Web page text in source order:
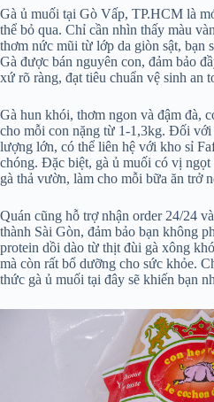
Gà ủ muối tại Gò Vấp, TP.HCM là
thể bỏ qua. Chỉ cần nhìn thấy màu
thơm nức mũi từ lớp da giòn sật, bạn
Gà được bán nguyên con, đảm bảo
xứ rõ ràng, đạt tiêu chuẩn vệ sinh an
Gà hun khói, thơm ngon và đậm đà,
cho mỗi con nặng từ 1-1,3kg. Đối
lượng lớn, có thể liên hệ với kho sỉ
chóng. Đặc biệt, gà ủ muối có vị ngọt
gà thả vườn, làm cho mỗi bữa ăn trở
Quán cũng hỗ trợ nhận order 24/24
thành Sài Gòn, đảm bảo bạn không
protein dồi dào từ thịt đùi gà xông
mà còn rất bổ dưỡng cho sức khỏe.
thức gà ủ muối tại đây sẽ khiến bạn